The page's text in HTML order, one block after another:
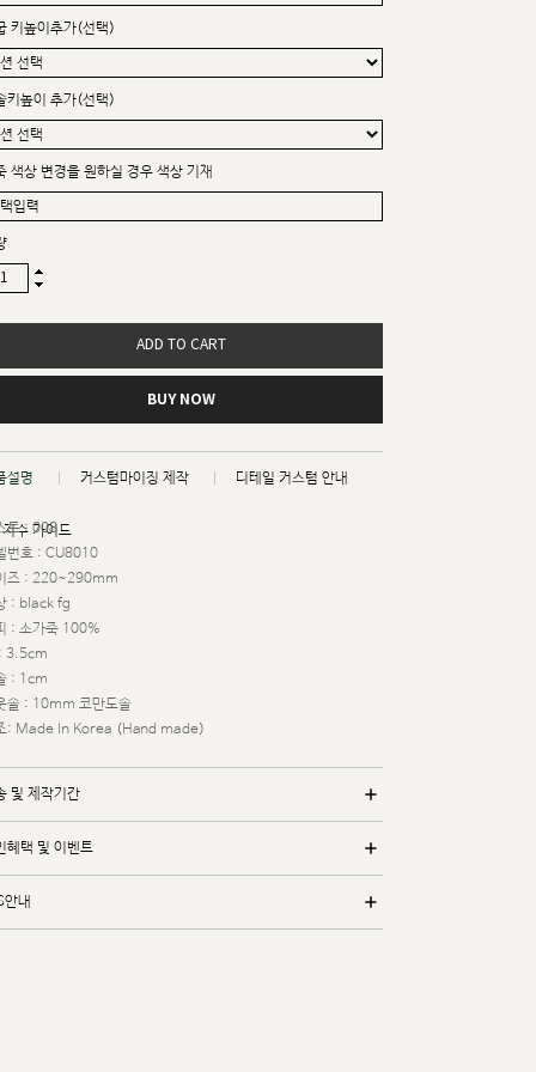
키높이추가(선택)
키높이 추가(선택)
색상 변경을 원하실 경우 색상 기재
ADD TO CART
BUY NOW
설명 커스텀마이징 제작 디테일 커스텀 안내
치수 가이드
트 : 008
번호 : CU8010
즈 : 220~290mm
: black fg
: 소가죽 100%
3.5cm
: 1cm
솔 : 10mm 코만도솔
: Made In Korea (Hand made)
및 제작기간
혜택 및 이벤트
내